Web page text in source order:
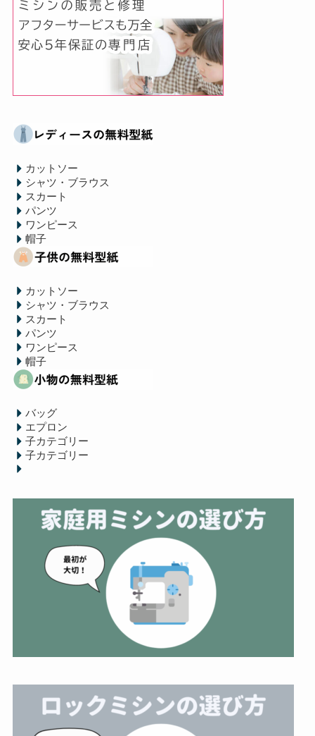
カットソー
シャツ・ブラウス
スカート
パンツ
ワンピース
帽子
カットソー
シャツ・ブラウス
スカート
パンツ
ワンピース
帽子
バッグ
エプロン
子カテゴリー
子カテゴリー